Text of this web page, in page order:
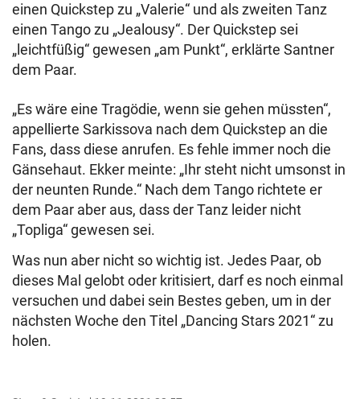
einen Quickstep zu „Valerie“ und als zweiten Tanz
einen Tango zu „Jealousy“. Der Quickstep sei
„leichtfüßig“ gewesen „am Punkt“, erklärte Santner
dem Paar.
„Es wäre eine Tragödie, wenn sie gehen müssten“,
appellierte Sarkissova nach dem Quickstep an die
Fans, dass diese anrufen. Es fehle immer noch die
Gänsehaut. Ekker meinte: „Ihr steht nicht umsonst in
der neunten Runde.“ Nach dem Tango richtete er
dem Paar aber aus, dass der Tanz leider nicht
„Topliga“ gewesen sei.
Was nun aber nicht so wichtig ist. Jedes Paar, ob
dieses Mal gelobt oder kritisiert, darf es noch einmal
versuchen und dabei sein Bestes geben, um in der
nächsten Woche den Titel „Dancing Stars 2021“ zu
holen.